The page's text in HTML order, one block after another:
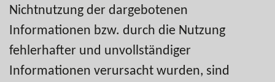
Nichtnutzung der dargebotenen
Informationen bzw. durch die Nutzung
fehlerhafter und unvollständiger
Informationen verursacht wurden, sind